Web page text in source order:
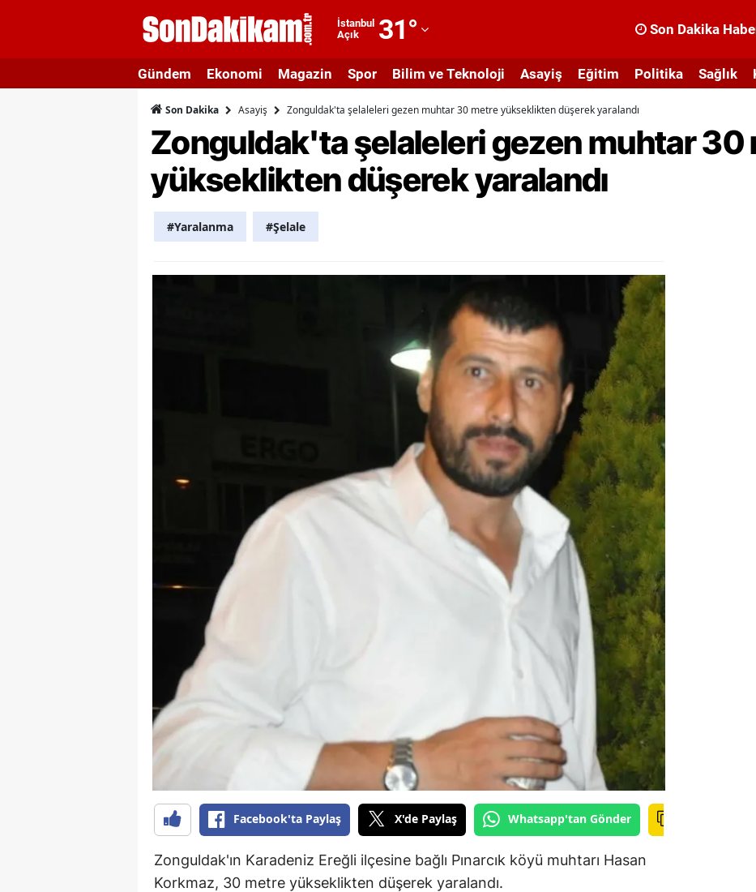
İstanbul
Açık
31°
Adıyaman
Afyonkarahisar
Ağrı
Amasya
Balıkesir
Bolu
Burdur
Edirne
Elazığ
Erzincan
Eskişehir
Son Dakika
Gündem Ekonomi Magazin Spor Bilim ve Teknoloji Asayiş Eğitim Politika Sağlık
Son Dakika Asayiş Zonguldak'ta şelaleleri gezen muhtar 30 metre yükseklikten düşerek yaralandı
Zonguldak'ta şelaleleri gezen muhtar 30
yükseklikten düşerek yaralandı
#Yaralanma #Şelale
Facebook'ta Paylaş X'de Paylaş Whatsapp'tan Gönder
Zonguldak'ın Karadeniz Ereğli ilçesine bağlı Pınarcık köyü muhtarı Hasan
Korkmaz, 30 metre yükseklikten düşerek yaralandı.